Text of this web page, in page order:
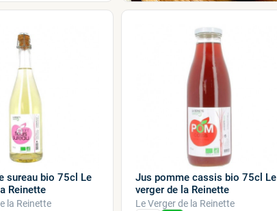
sureau bio 75cl Le
Reinette
la Reinette
Jus pomme cassis bio 75cl Le
verger de la Reinette
Le Verger de la Reinette